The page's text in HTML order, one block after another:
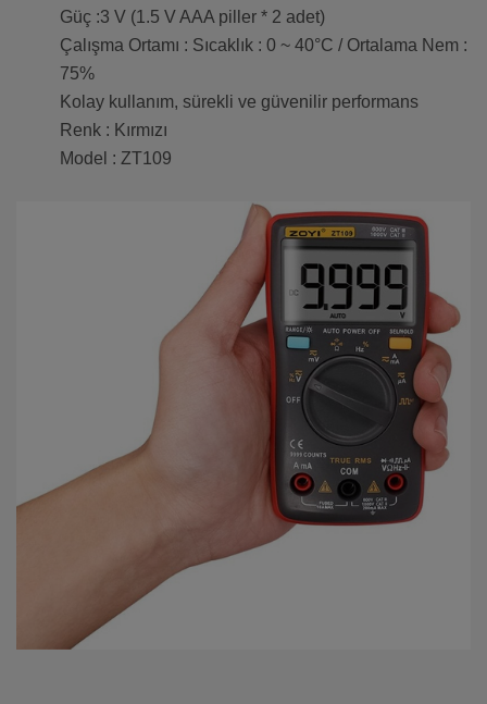
Güç :3 V (1.5 V AAA piller * 2 adet)
Çalışma Ortamı : Sıcaklık : 0 ~ 40°C / Ortalama Nem :
75%
Kolay kullanım, sürekli ve güvenilir performans
Renk : Kırmızı
Model : ZT109